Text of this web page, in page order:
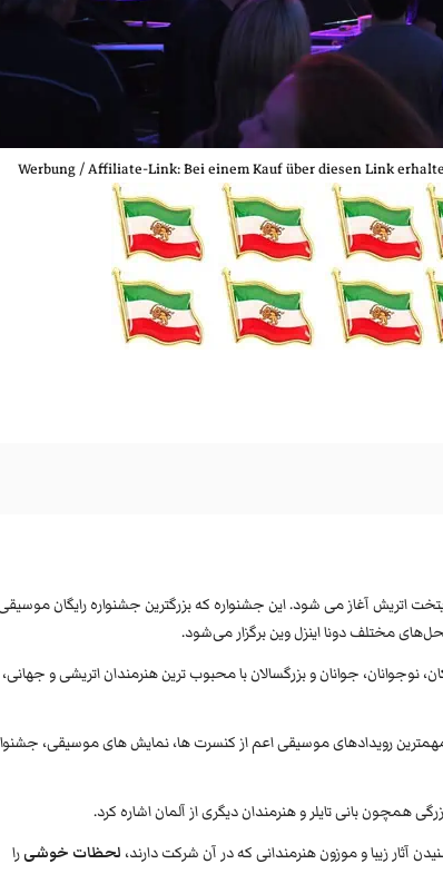
Werbung / Affiliate‑Link: Bei einem Kauf über diesen Link
جشنواره 3 روزه دانوب در وین، پایتخت اتریش آغاز می شود. این جشنواره که بزرگترین جشنواره رایگان
مختلف دونا اینزل وین برگزار می‌شود.
کودکان، نوجوانان، جوانان و بزرگسالان با محبوب ترین هنرمندان اتریشی و جهانی،
رویدادهای موسیقی اعم از کنسرت ها، نمایش های موسیقی،
همچون بانی تایلر و هنرمندان دیگری از آلمان اشاره کرد.
آثار زیبا و موزون هنرمندانی که در آن شرکت دارند، لحظات خوشیرا